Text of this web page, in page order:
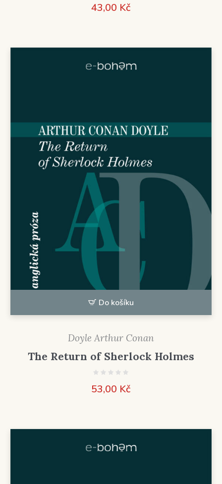
43,00 Kč
Do košíku
Doyle Arthur Conan
The Return of Sherlock Holmes
53,00 Kč